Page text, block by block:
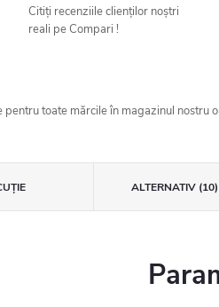
Citiți recenziile clienților noștri
reali pe Compari !
toate mărcile în magazinul nostru
ALTERNATIV (10)